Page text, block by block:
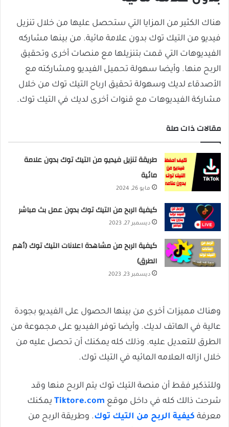
هناك الكثير من المزايا التي ستحصل عليها من خلال تنزيل
فيديو من التيك توك بدون علامة مائية. من بينها مشاركه
الفيديوهات التي قمت بتنزيلها مع منصات أخرى وتحقيق
الربح منها. وأيضا سهولة تحميل الفيديو ومشاركته مع
الأصدقاء لديك وسهولة تحقيق ارباح التيك توك من خلال
مشاركة الفيديوهات مع قنوات أخرى لديك في التيك توك.
مقالات ذات صلة
طريقة تنزيل فيديو من التيك توك بدون علامة
مائية
مايو 26, 2024
كيفية الربح من التيك توك بدون عمل بث مباشر
ديسمبر 27, 2023
كيفية الربح من مشاهدة اعلانات التيك توك (أهم
الطرق)
ديسمبر 23, 2023
وهناك مميزات أخرى من بينها الحصول على الفيديو بجودة
عالية في الهاتف لديك. وأيضا توفر الفيديو على مجموعة من
الطرق للتعديل عليه. وذلك كله يمكنك أن تحصل عليه من
خلال ازاله العلامه المائيه في التيك توك.
وللتذكير فقط أن منصة التيك توك يتم الربح منها وقد
شرحت ذالك كله في داخل موقع Tiktore.com يمكنك
معرفة كيفية الربح من التيك توك. وطريقة الربح من